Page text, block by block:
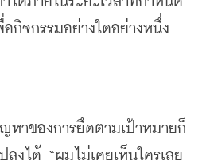
กิจกรรมอย่างใดอย่างหนึ่ง
หาของการยึดตามเป้าหมายก็
ลงได้ “ผมไม่เคยเห็นใครเลย